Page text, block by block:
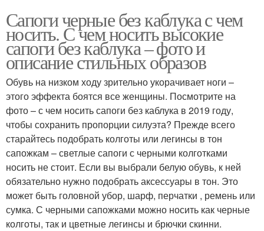
Сапоги черные без каблука с чем
носить. С чем носить высокие
сапоги без каблука – фото и
описание стильных образов
Обувь на низком ходу зрительно укорачивает ноги –
этого эффекта боятся все женщины. Посмотрите на
фото – с чем носить сапоги без каблука в 2019 году,
чтобы сохранить пропорции силуэта? Прежде всего
старайтесь подобрать колготы или легинсы в тон
сапожкам – светлые сапоги с черными колготками
носить не стоит. Если вы выбрали белую обувь, к ней
обязательно нужно подобрать аксессуары в тон. Это
может быть головной убор, шарф, перчатки , ремень или
сумка. С черными сапожками можно носить как черные
колготы, так и цветные легинсы и брючки скинни.